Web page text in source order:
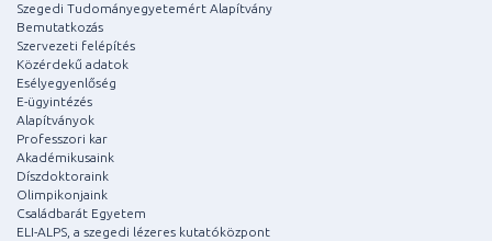
Szegedi Tudományegyetemért Alapítvány
Bemutatkozás
Szervezeti felépítés
Közérdekű adatok
Esélyegyenlőség
E-ügyintézés
Alapítványok
Professzori kar
Akadémikusaink
Díszdoktoraink
Olimpikonjaink
Családbarát Egyetem
ELI-ALPS, a szegedi lézeres kutatóközpont